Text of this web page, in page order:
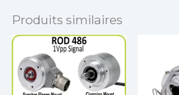
Produits similaires